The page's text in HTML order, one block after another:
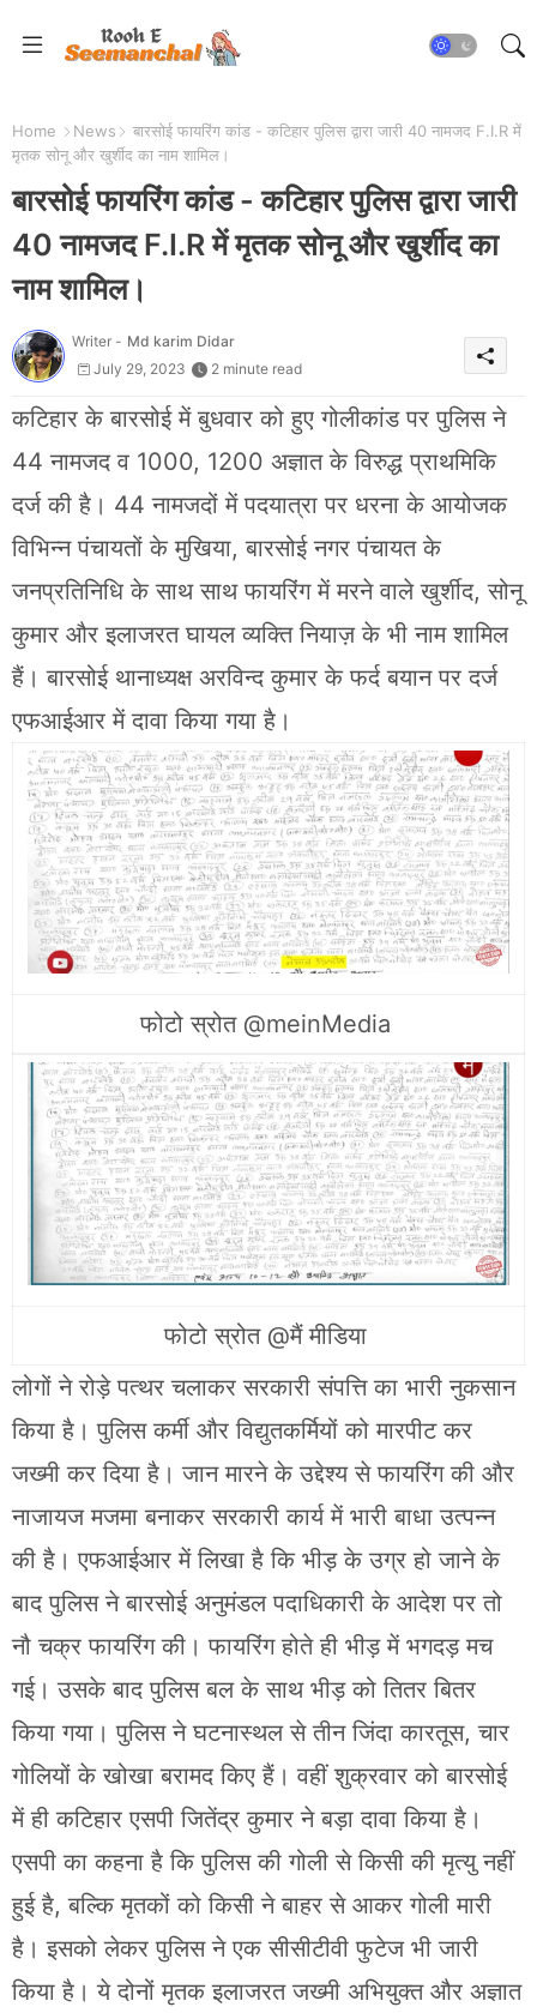
Home News
बारसोई फायरिंग कांड - कटिहार पुलिस द्वारा जारी 40 नामजद F.I.R में
मृतक सोनू और खुर्शीद का नाम शामिल।
बारसोई फायरिंग कांड - कटिहार पुलिस द्वारा जारी
40 नामजद F.I.R में मृतक सोनू और खुर्शीद का
नाम शामिल।
Writer - Md karim Didar
July 29, 2023
2 minute read
कटिहार के बारसोई में बुधवार को हुए गोलीकांड पर पुलिस ने
44 नामजद व 1000, 1200 अज्ञात के विरुद्ध प्राथमिकि
दर्ज की है। 44 नामजदों में पदयात्रा पर धरना के आयोजक
विभिन्न पंचायतों के मुखिया, बारसोई नगर पंचायत के
जनप्रतिनिधि के साथ साथ फायरिंग में मरने वाले खुर्शीद, सोनू
कुमार और इलाजरत घायल व्यक्ति नियाज़ के भी नाम शामिल
हैं। बारसोई थानाध्यक्ष अरविन्द कुमार के फर्द बयान पर दर्ज
एफआईआर में दावा किया गया है।
फोटो स्रोत @meinMedia
फोटो स्रोत @मैं मीडिया
लोगों ने रोड़े पत्थर चलाकर सरकारी संपत्ति का भारी नुकसान
किया है। पुलिस कर्मी और विद्युतकर्मियों को मारपीट कर
जख्मी कर दिया है। जान मारने के उद्देश्य से फायरिंग की और
नाजायज मजमा बनाकर सरकारी कार्य में भारी बाधा उत्पन्न
की है। एफआईआर में लिखा है कि भीड़ के उग्र हो जाने के
बाद पुलिस ने बारसोई अनुमंडल पदाधिकारी के आदेश पर तो
नौ चक्र फायरिंग की। फायरिंग होते ही भीड़ में भगदड़ मच
गई। उसके बाद पुलिस बल के साथ भीड़ को तितर बितर
किया गया। पुलिस ने घटनास्थल से तीन जिंदा कारतूस, चार
गोलियों के खोखा बरामद किए हैं। वहीं शुक्रवार को बारसोई
में ही कटिहार एसपी जितेंद्र कुमार ने बड़ा दावा किया है।
एसपी का कहना है कि पुलिस की गोली से किसी की मृत्यु नहीं
हुई है, बल्कि मृतकों को किसी ने बाहर से आकर गोली मारी
है। इसको लेकर पुलिस ने एक सीसीटीवी फुटेज भी जारी
किया है। ये दोनों मृतक इलाजरत जख्मी अभियुक्त और अज्ञात